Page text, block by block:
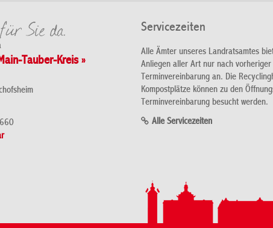
Tauber-Kreis »
Servicezeiten
Alle Ämter unseres Landratsamtes
Anliegen aller Art nur nach vorheriger
Terminvereinbarung an. Die
Kompostplätze können zu den
Terminvereinbarung besucht werden.
Alle Servicezeiten